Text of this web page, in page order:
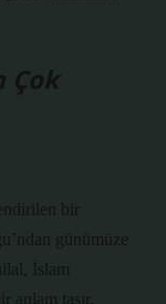
Çok
bir
günümüze
İslam
taşır.